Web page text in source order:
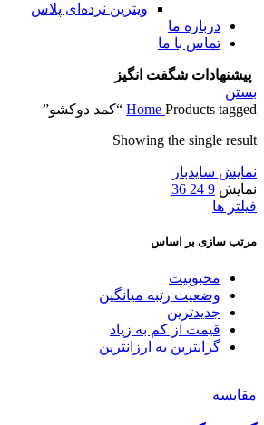
ویترین نرده‌ای پلاس
درباره ما
تماس با ما
پیشنهادات شگفت انگیز
بستن
Home Products tagged “کمد دوکشو”
Showing the single result
نمایش سایدبار
نمایش 9
24
36
فیلتر ها
مرتب سازی بر اساس
محبوبیت
وضعیت رتبه میانگین
جدیدترین
قیمت از کم به زیاد
گرانترین به ارزانترین
مقایسه